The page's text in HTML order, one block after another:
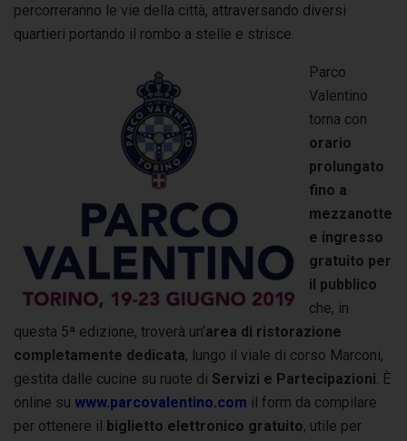
percorreranno le vie della città, attraversando diversi
quartieri portando il rombo a stelle e strisce.
Parco
Valentino
torna con
orario
prolungato
fino a
mezzanotte
e ingresso
gratuito per
il pubblico
che, in
questa 5ª edizione, troverà un’area di ristorazione
completamente dedicata, lungo il viale di corso Marconi,
gestita dalle cucine su ruote di Servizi e Partecipazioni . È
online su www.parcovalentino.com il form da compilare
per ottenere il biglietto elettronico gratuito, utile per